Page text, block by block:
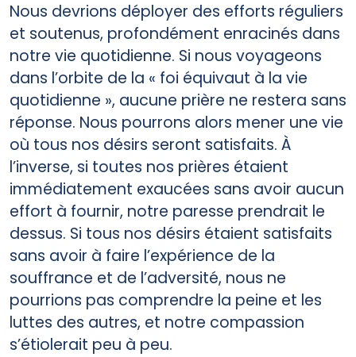
Nous devrions déployer des efforts réguliers
et soutenus, profondément enracinés dans
notre vie quotidienne. Si nous voyageons
dans l’orbite de la « foi équivaut à la vie
quotidienne », aucune prière ne restera sans
réponse. Nous pourrons alors mener une vie
où tous nos désirs seront satisfaits. À
l’inverse, si toutes nos prières étaient
immédiatement exaucées sans avoir aucun
effort à fournir, notre paresse prendrait le
dessus. Si tous nos désirs étaient satisfaits
sans avoir à faire l’expérience de la
souffrance et de l’adversité, nous ne
pourrions pas comprendre la peine et les
luttes des autres, et notre compassion
s’étiolerait peu à peu.